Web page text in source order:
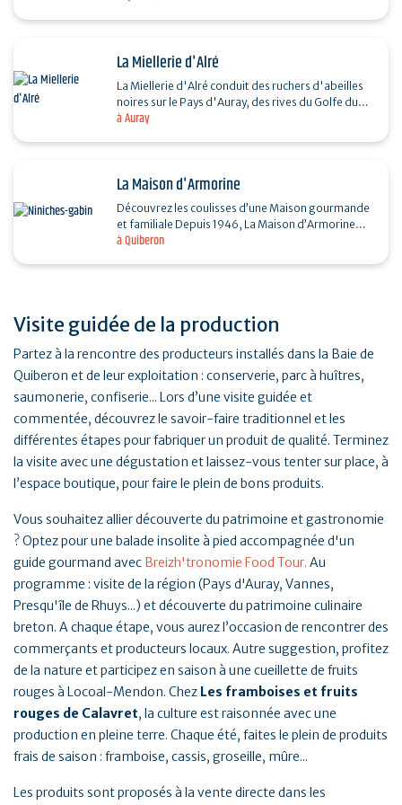
à Auray
La Miellerie d'Alré
La Miellerie d'Alré conduit des ruchers d'abeilles
noires sur le Pays d'Auray, des rives du Golfe du
Morbihan et de la Ria d'Etel jusqu'à la Baie de…
à Quiberon
La Maison d'Armorine
Découvrez les coulisses d’une Maison gourmande
et familiale Depuis 1946, La Maison d’Armorine
perpétue à Quiberon un savoir-faire artisanal
Visite guidée de la production
Partez à la rencontre des producteurs installés dans la Baie de
Quiberon et de leur exploitation : conserverie, parc à huîtres,
saumonerie, confiserie... Lors d’une visite guidée et
commentée, découvrez le savoir-faire traditionnel et les
différentes étapes pour fabriquer un produit de qualité. Terminez
la visite avec une dégustation et laissez-vous tenter sur place, à
l’espace boutique, pour faire le plein de bons produits.
Vous souhaitez allier découverte du patrimoine et gastronomie
? Optez pour une balade insolite à pied accompagnée d'un
guide gourmand avec Breizh'tronomie Food Tour. Au
programme : visite de la région (Pays d'Auray, Vannes,
Presqu'île de Rhuys...) et découverte du patrimoine culinaire
breton. A chaque étape, vous aurez l’occasion de rencontrer des
commerçants et producteurs locaux. Autre suggestion, profitez
de la nature et participez en saison à une cueillette de fruits
rouges à Locoal-Mendon. Chez Les framboises et fruits
rouges de Calavret, la culture est raisonnée avec une
production en pleine terre. Chaque été, faites le plein de produits
frais de saison : framboise, cassis, groseille, mûre...
Les produits sont proposés à la vente directe dans les